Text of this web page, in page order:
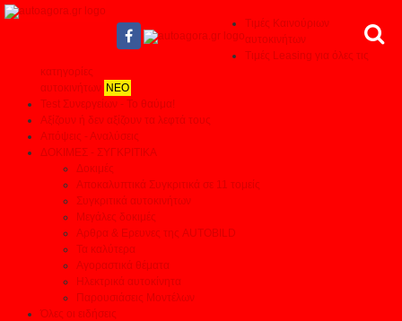
Τιμές Καινούριων
αυτοκινήτων
Τιμές Leasing για όλες τις
κατηγορίες
αυτοκινήτων ΝΕΟ
Test Συνεργείων - Το θαύμα!
Αξίζουν ή δεν αξίζουν τα λεφτά τους
Απόψεις - Αναλύσεις
ΔΟΚΙΜΕΣ - ΣΥΓΚΡΙΤΙΚΑ
Δοκιμές
Αποκαλυπτικά Συγκριτικά σε 11 τομείς
Συγκριτικά αυτοκινήτων
Μεγάλες δοκιμές
Αρθρα & Ερευνες της AUTOBILD
Τα καλύτερα
Αγοραστικά θέματα
Ηλεκτρικά αυτοκίνητα
Παρουσιάσεις Μοντέλων
Όλες οι ειδήσεις